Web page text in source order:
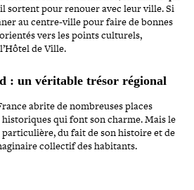
sortent pour renouer avec leur ville. Si
au centre-​ville pour faire de bonnes
vers les points culturels,
de Ville.
: un véritable trésor régional
abrite de nom­breuses places
qui font son charme. Mais le
du fait de son histoire et de
collectif des habitants.